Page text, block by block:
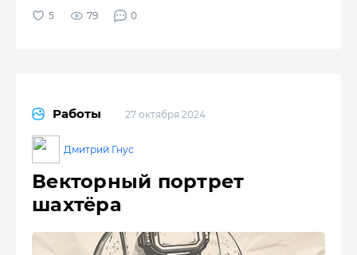
79 0
Работы 27 октября 2024
Дмитрий Гнус
Векторный портрет
шахтёра